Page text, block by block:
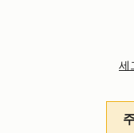
세